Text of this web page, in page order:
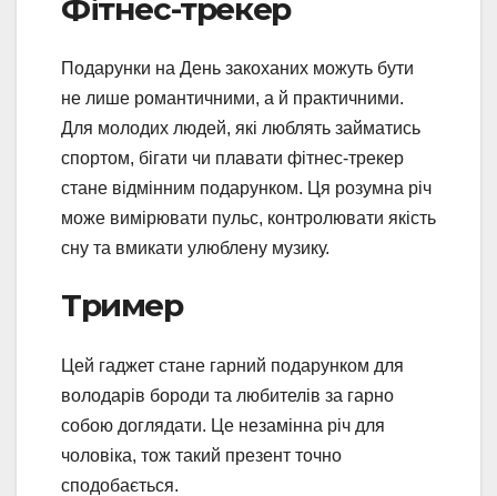
Фітнес-трекер
Подарунки на День закоханих можуть бути
не лише романтичними, а й практичними.
Для молодих людей, які люблять займатись
спортом, бігати чи плавати фітнес-трекер
стане відмінним подарунком. Ця розумна річ
може вимірювати пульс, контролювати якість
сну та вмикати улюблену музику.
Тример
Цей гаджет стане гарний подарунком для
володарів бороди та любителів за гарно
собою доглядати. Це незамінна річ для
чоловіка, тож такий презент точно
сподобається.